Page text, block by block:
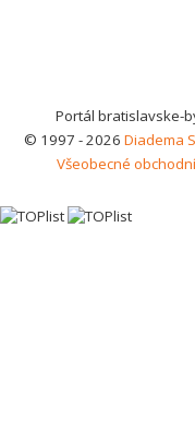
Portál bratislavske-
© 1997 - 2026 Diadema
Všeobecné